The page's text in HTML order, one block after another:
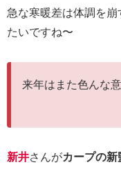
急な寒暖差は体調を
たいですね〜
来年はまた色んな
新井さんがカープの新